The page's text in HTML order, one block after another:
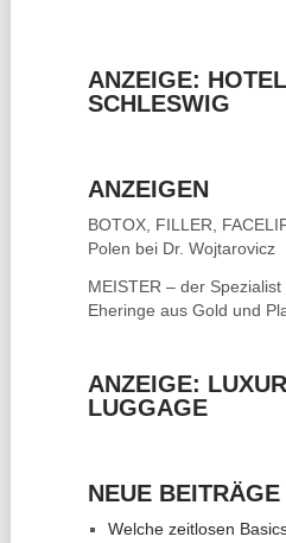
ANZEIGE:
SCHLESWIG
ANZEIGEN
BOTOX, FILLER,
Polen bei Dr. Wojtarovicz
MEISTER – der Spezialist
Eheringe aus Gold und
ANZEIGE:
LUGGAGE
NEUE BEITRÄGE
Welche zeitlosen